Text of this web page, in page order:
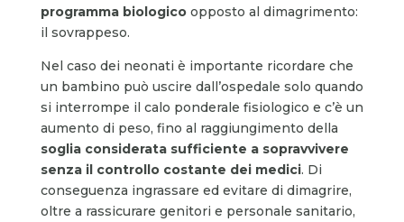
programma biologicoopposto al dimagrimento:
il sovrappeso.
Nel caso dei neonati è importante ricordare che
un bambino può uscire dall’ospedale solo quando
si interrompe il calo ponderale fisiologico e c’è un
aumento di peso, fino al raggiungimento della
soglia considerata sufficiente a sopravvivere
senza il controllo costante dei medici. Di
conseguenza ingrassare ed evitare di dimagrire,
oltre a rassicurare genitori e personale sanitario,